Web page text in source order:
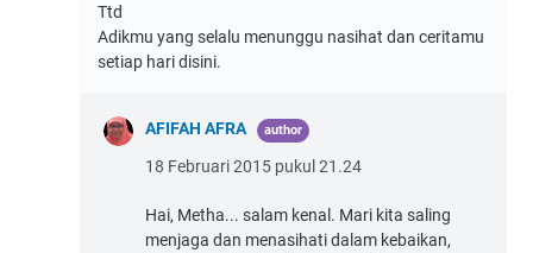
Ttd
Adikmu yang selalu menunggu nasihat dan ceritamu
setiap hari disini.
AFIFAH AFRA
18 Februari 2015 pukul 21.24
Hai, Metha... salam kenal. Mari kita saling
menjaga dan menasihati dalam kebaikan,